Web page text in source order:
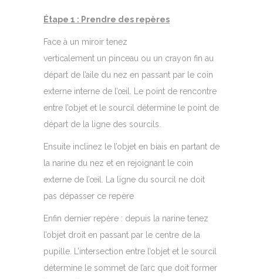
Étape 1 : Prendre des repères
Face à un miroir tenez
verticalement un pinceau ou un crayon fin au
départ de l’aile du nez en passant par le coin
externe interne de l’œil. Le point de rencontre
entre l’objet et le sourcil détermine le point de
départ de la ligne des sourcils.
Ensuite inclinez le l’objet en biais en partant de
la narine du nez et en rejoignant le coin
externe de l’œil. La ligne du sourcil ne doit
pas dépasser ce repère
Enfin dernier repère : depuis la narine tenez
l’objet droit en passant par le centre de la
pupille. L’intersection entre l’objet et le sourcil
détermine le sommet de l’arc que doit former